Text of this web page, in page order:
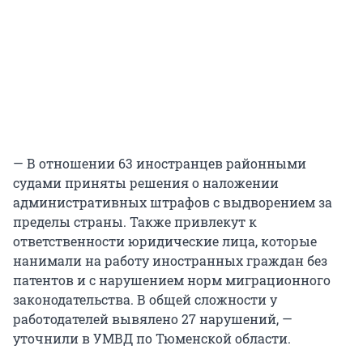
— В отношении 63 иностранцев районными
судами приняты решения о наложении
административных штрафов с выдворением за
пределы страны. Также привлекут к
ответственности юридические лица, которые
нанимали на работу иностранных граждан без
патентов и с нарушением норм миграционного
законодательства. В общей сложности у
работодателей вывялено 27 нарушений, —
уточнили в УМВД по Тюменской области.